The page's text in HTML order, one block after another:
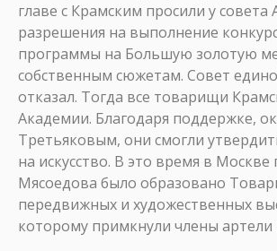
главе с Крамским просили у совета
разрешения на выполнение
программы на Большую золотую
собственным сюжетам. Совет
отказал. Тогда все товарищи
Академии. Благодаря поддержке,
Третьяковым, они смогли
на искусство. В это время в
Мясоедова было образовано
передвижных и художественных
которому примкнули члены артели